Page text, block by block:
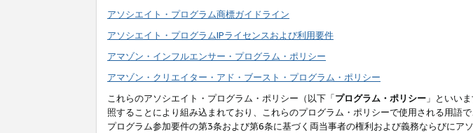
アソシエイト・プログラム商標ガイドライン
アソシエイト・プログラムIPライセンスおよび利用要件
アマゾン・インフルエンサー・プログラム・ポリシー
アマゾン・クリエイター・アド・ブースト・プログラム・ポリシー
これらのアソシエイト・プログラム・ポリシー（以下「プログラム・ポリシー 」といいま
照することにより組み込まれており、これらのプログラム・ポリシーで使用される用語
プログラム参加要件の第3条および第6条に基づく両当事者の権利および義務ならびに